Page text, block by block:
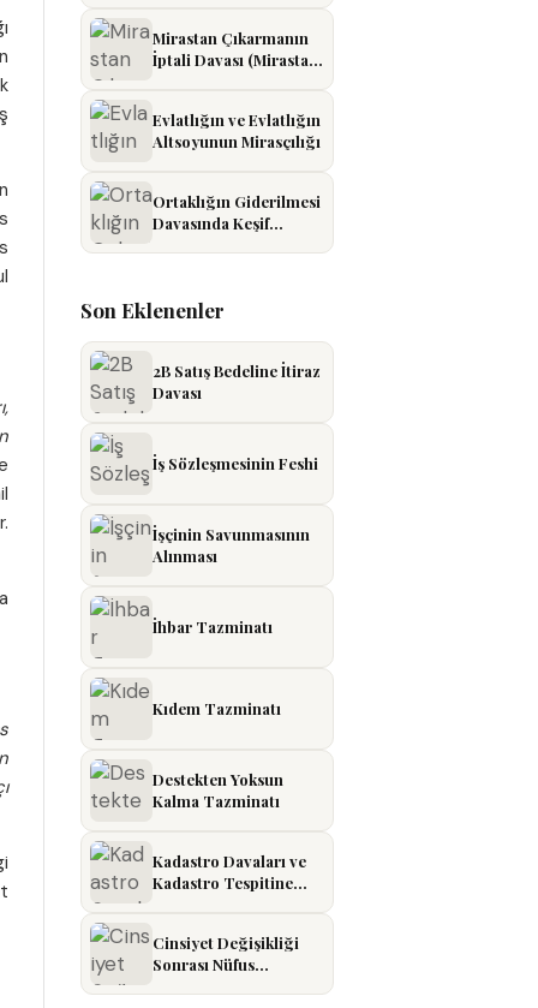
Mirastan Çıkarmanın
İptali Davası (Mirastan
Evlatlığın ve Evlatlığın
Altsoyunun Mirasçılığı
Ortaklığın Giderilmesi
Davasında Keşif
Son Eklenenler
2B Satış Bedeline İtiraz
Davası
İş Sözleşmesinin Feshi
İşçinin Savunmasının
Alınması
İhbar Tazminatı
Kıdem Tazminatı
Destekten Yoksun
Kalma Tazminatı
Kadastro Davaları ve
Kadastro Tespitine
Cinsiyet Değişikliği
Sonrası Nüfus